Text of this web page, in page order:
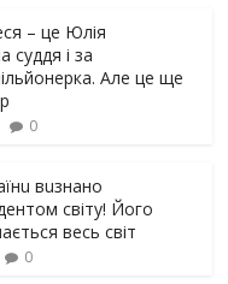
– це Юлія
суддя і за
Але це ще
0
вuзнано
світу! Його
весь світ
0